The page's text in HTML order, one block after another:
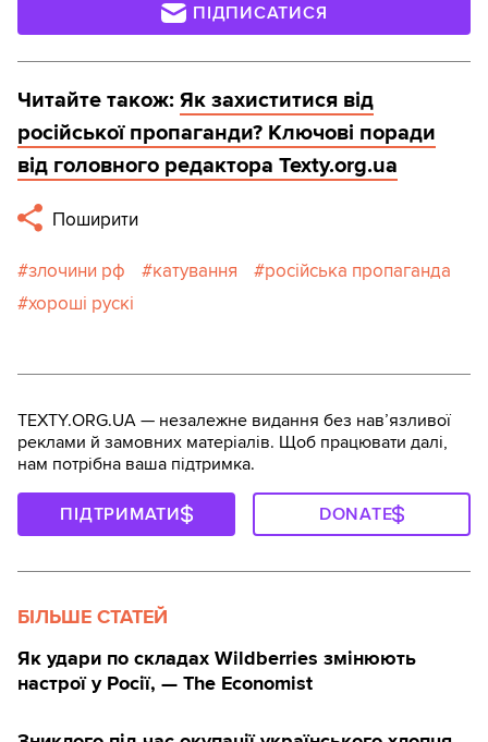
ПІДПИСАТИСЯ
Читайте також: Як захиститися від
російської пропаганди? Ключові поради
від головного редактора Texty.org.ua
Поширити
злочини рф катування
російська пропаганда
хороші рускі
TEXTY.ORG.UA — незалежне видання без навʼязливої
реклами й замовних матеріалів. Щоб працювати далі,
нам потрібна ваша підтримка.
ПІДТРИМАТИ DONATE
БІЛЬШЕ СТАТЕЙ
Як удари по складах Wildberries змінюють
настрої у Росії, — The Economist